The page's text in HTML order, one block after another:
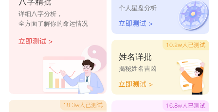
郑娜曼 郑婉婧 郑晓滢 郑紫若 郑娜语
郑若淇 郑雯宁 郑水莹 郑紫筱
郑晨萱 郑绿凝 郑睿彤 郑醉卉 郑宛妙
郑寒松 郑初翠 郑沛白 郑春柏
详细八字分析，
全方面了解你的命运情况
个人星盘分析
姓名详批
揭秘姓名吉凶